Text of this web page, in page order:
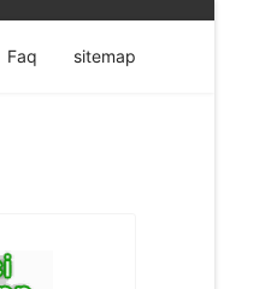
Faq sitemap